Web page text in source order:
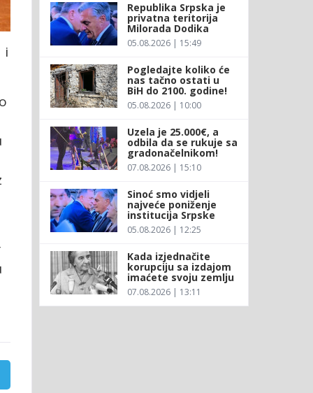
i
Republika Srpska je
privatna teritorija
Milorada Dodika
05.08.2026 | 15:49
Pogledajte koliko će
nas tačno ostati u
BiH do 2100. godine!
05.08.2026 | 10:00
Uzela je 25.000€, a
odbila da se rukuje sa
gradonačelnikom!
07.08.2026 | 15:10
Sinoć smo vidjeli
najveće poniženje
institucija Srpske
05.08.2026 | 12:25
Kada izjednačite
korupciju sa izdajom
imaćete svoju zemlju
07.08.2026 | 13:11